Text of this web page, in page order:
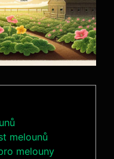
melounů
melouny